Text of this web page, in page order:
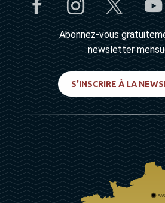
Abonnez-vous
newsletter
S'INSCRIRE À LA